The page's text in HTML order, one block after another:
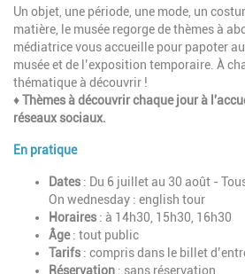
Un objet, une période, une mode, un
matière, le musée regorge de thèmes à
médiatrice vous accueille pour papoter
musée et de l’exposition temporaire. À
thématique à découvrir !
♦ Thèmes à découvrir chaque jour à
réseaux sociaux.
En pratique
Dates : Du 6 juillet au 30 août -
On wednesday : english tour‎
Horaires : à 14h30, 15h30, 16h30
Âge: tout public
Tarifs : compris dans le billet
Réservation : sans réservation